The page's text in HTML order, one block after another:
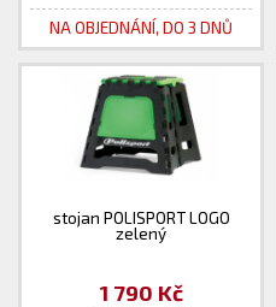
NA OBJEDNÁNÍ, DO 3 DNŮ
stojan POLISPORT LOGO
zelený
1 790 Kč